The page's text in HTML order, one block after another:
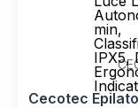
min,
IPX5,
Cecotec